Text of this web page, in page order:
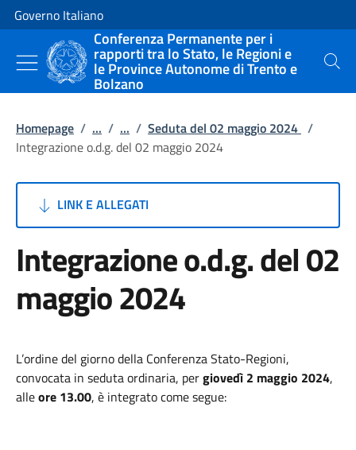
Vai al contenuto
Vai alla navigazione del sito
Governo Italiano
Conferenza Permanente per i
rapporti tra lo Stato, le Regioni e
le Province Autonome di Trento e
Bolzano
Cerca
Homepage / ... / ... / Seduta del 02 maggio 2024 /
Integrazione o.d.g. del 02 maggio 2024
LINK E ALLEGATI
Integrazione o.d.g. del 02
maggio 2024
L’ordine del giorno della Conferenza Stato-Regioni,
convocata in seduta ordinaria, pergiovedì 2 maggio 2024,
alleore 13.00, è integrato come segue: